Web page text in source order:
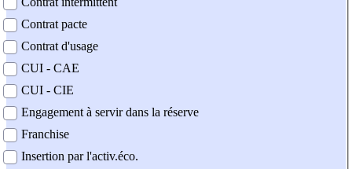
Contrat pacte
Contrat d'usage
CUI - CAE
CUI - CIE
Engagement à servir dans la réserve
Franchise
Insertion par l'activ.éco.